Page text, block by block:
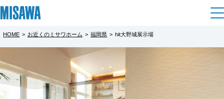
住まい
建てる [注文住宅]
土地活用
HOME > お近くのミサワホーム > 福岡県 > hit大野城展示場
都道府県を選択
北海道
【九州一斉分譲フェア】hit大野城展示場